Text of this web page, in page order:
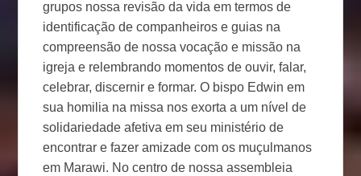
grupos nossa revisão da vida em termos de
identificação de companheiros e guias na
compreensão de nossa vocação e missão na
igreja e relembrando momentos de ouvir, falar,
celebrar, discernir e formar. O bispo Edwin em
sua homilia na missa nos exorta a um nível de
solidariedade afetiva em seu ministério de
encontrar e fazer amizade com os muçulmanos
em Marawi. No centro de nossa assembleia